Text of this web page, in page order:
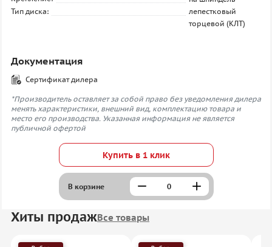
Тип диска:
лепестковый
торцевой (КЛТ)
Документация
Сертификат дилера
*Производитель оставляет за собой право без уведомления дилера
менять характеристики, внешний вид, комплектацию товара и
место его производства. Указанная информация не является
публичной офертой
Купить в 1 клик
В корзине
Хиты продажВсе товары